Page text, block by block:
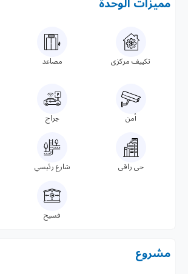
مميزات الوحدة
تكييف مركزى مصاعد
أمن جراج
حى راقى شارع رئيسي
فسيح
مشروع